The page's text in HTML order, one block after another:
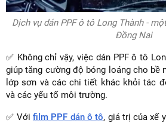
Dịch vụ dán PPF ô tô Long Thành -
Đồng Nai
✅ Không chỉ vậy, việc dán PPF ô tô
giúp tăng cường độ bóng loáng cho bề
lớp sơn và các chi tiết khác khỏi tác
và các yếu tố môi trường.
✅ Với film PPF dán ô tô, giá trị của xế